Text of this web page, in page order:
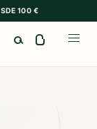
100 €